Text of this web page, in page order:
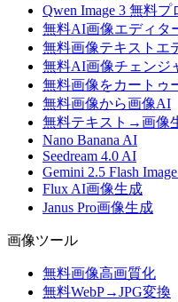
Qwen Image 3 無料
無料AI画像エディタ
無料画像テキストエ
無料AI画像チェンジ
無料画像をカートゥ
無料画像から画像AI
無料テキスト→画像
Nano Banana AI
Seedream 4.0 AI
Gemini 2.5 Flash
Flux AI画像生成
Janus Pro画像生成
画像ツール
無料画像高画質化
無料WebP→JPG変換